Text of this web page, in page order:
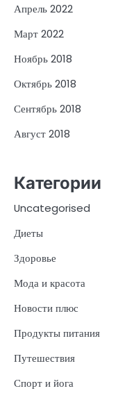
Апрель 2022
Март 2022
Ноябрь 2018
Октябрь 2018
Сентябрь 2018
Август 2018
Категории
Uncategorised
Диеты
Здоровье
Мода и красота
Новости плюс
Продукты питания
Путешествия
Спорт и йога